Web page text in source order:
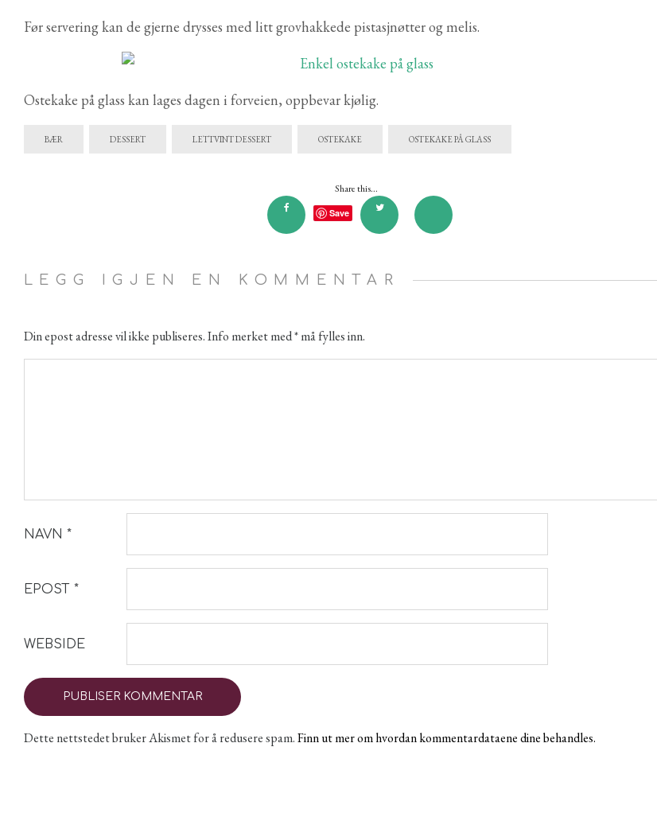
Før servering kan de gjerne drysses med litt grovhakkede pistasjnøtter og melis.
Ostekake på glass kan lages dagen i forveien, oppbevar kjølig.
BÆR DESSERT LETTVINT DESSERT OSTEKAKE OSTEKAKE PÅ GLASS
Share this...
Save
LEGG IGJEN EN KOMMENTAR
Din epost adresse vil ikke publiseres. Info merket med * må fylles inn.
NAVN *
EPOST *
WEBSIDE
Dette nettstedet bruker Akismet for å redusere spam.Finn ut mer om hvordan kommentardataene dine behandles.